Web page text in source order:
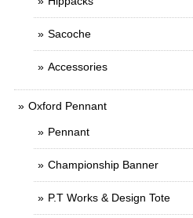
Sacoche
Accessories
Oxford Pennant
Pennant
Championship Banner
P.T Works & Design Tote